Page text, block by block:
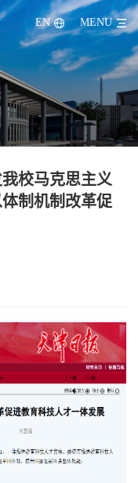
EN MENU
校马克思主义
制机制改革促